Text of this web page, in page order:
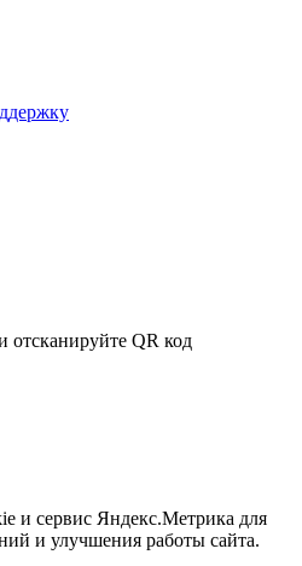
отсканируйте QR код
и сервис Яндекс.Метрика для
и улучшения работы сайта.